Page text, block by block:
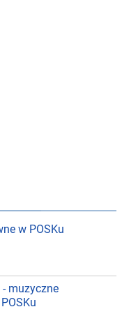
w POSKu
muzyczne